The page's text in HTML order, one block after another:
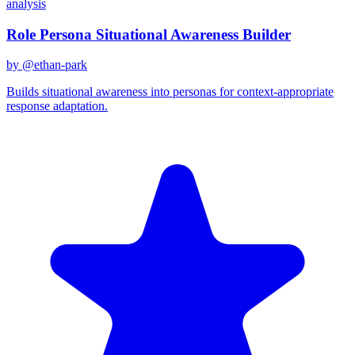
analysis
Role Persona Situational Awareness Builder
by @ethan-park
Builds situational awareness into personas for context-appropriate
response adaptation.